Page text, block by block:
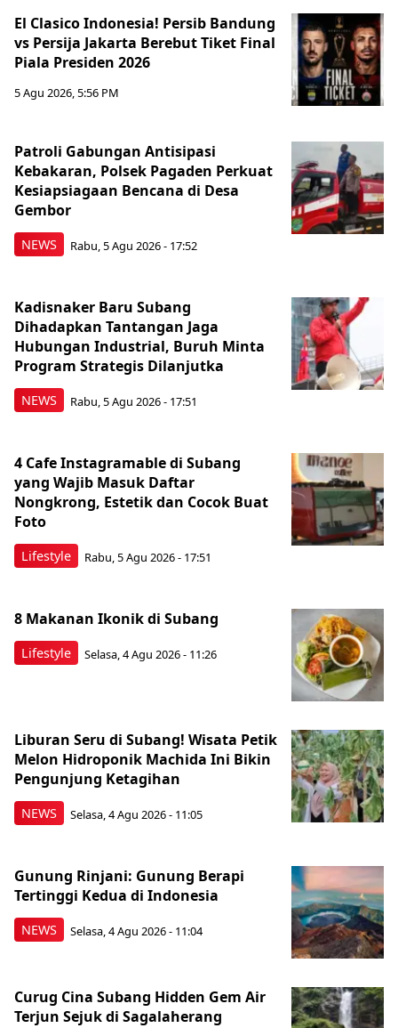
El Clasico Indonesia! Persib Bandung
vs Persija Jakarta Berebut Tiket Final
Piala Presiden 2026
5 Agu 2026, 5:56 PM
NEWS
Patroli Gabungan Antisipasi
Kebakaran, Polsek Pagaden Perkuat
Kesiapsiagaan Bencana di Desa
Gembor
Rabu, 5 Agu 2026 - 17:52
NEWS
Kadisnaker Baru Subang
Dihadapkan Tantangan Jaga
Hubungan Industrial, Buruh Minta
Program Strategis Dilanjutka
Rabu, 5 Agu 2026 - 17:51
Lifestyle
4 Cafe Instagramable di Subang
yang Wajib Masuk Daftar
Nongkrong, Estetik dan Cocok Buat
Foto
Rabu, 5 Agu 2026 - 17:51
Lifestyle
8 Makanan Ikonik di Subang
Selasa, 4 Agu 2026 - 11:26
NEWS
Liburan Seru di Subang! Wisata Petik
Melon Hidroponik Machida Ini Bikin
Pengunjung Ketagihan
Selasa, 4 Agu 2026 - 11:05
NEWS
Gunung Rinjani: Gunung Berapi
Tertinggi Kedua di Indonesia
Selasa, 4 Agu 2026 - 11:04
Curug Cina Subang Hidden Gem Air
Terjun Sejuk di Sagalaherang